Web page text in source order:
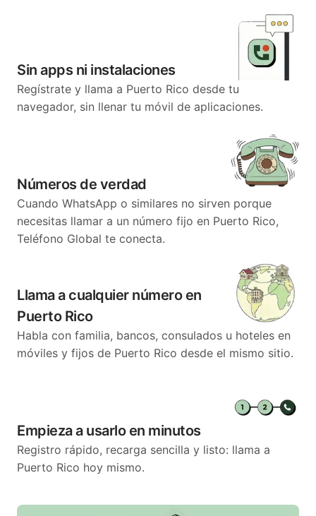
Sin apps ni instalaciones
Regístrate y llama a Puerto Rico desde tu
navegador, sin llenar tu móvil de aplicaciones.
Números de verdad
Cuando WhatsApp o similares no sirven porque
necesitas llamar a un número fijo en Puerto Rico,
Teléfono Global te conecta.
Llama a cualquier número en
Puerto Rico
Habla con familia, bancos, consulados u hoteles en
móviles y fijos de Puerto Rico desde el mismo sitio.
Empieza a usarlo en minutos
Registro rápido, recarga sencilla y listo: llama a
Puerto Rico hoy mismo.